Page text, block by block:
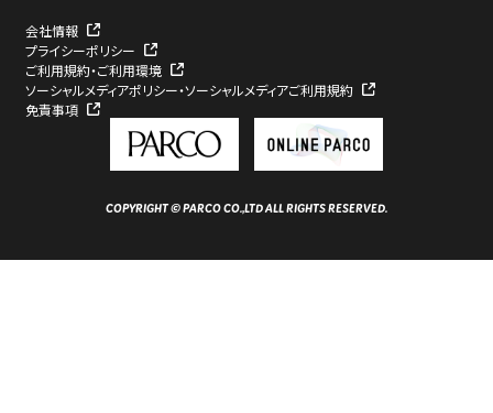
会社情報
プライシーポリシー
ご利用規約・ご利用環境
ソーシャルメディアポリシー・ソーシャルメディアご利用規約
免責事項
COPYRIGHT © PARCO CO.,LTD ALL RIGHTS RESERVED.